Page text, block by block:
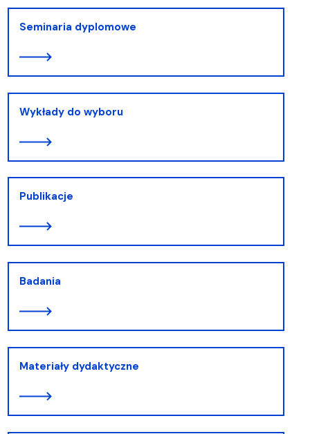
Seminaria dyplomowe
Wykłady do wyboru
Publikacje
Badania
Materiały dydaktyczne